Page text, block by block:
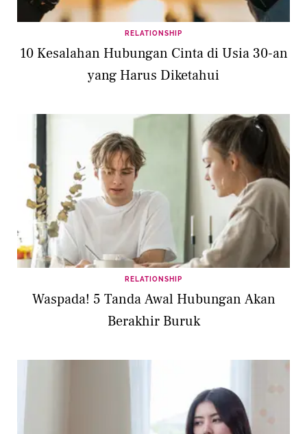
RELATIONSHIP
10 Kesalahan Hubungan Cinta di Usia 30-an
yang Harus Diketahui
RELATIONSHIP
Waspada! 5 Tanda Awal Hubungan Akan
Berakhir Buruk